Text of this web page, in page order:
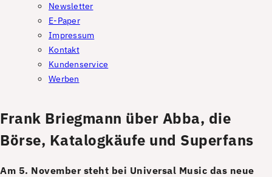
Newsletter
E-Paper
Impressum
Kontakt
Kundenservice
Werben
Frank Briegmann über Abba, die
Börse, Katalogkäufe und Superfans
Am 5. November steht bei Universal Music das neue